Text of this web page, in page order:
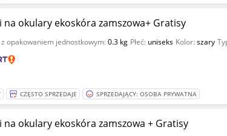
na okulary ekoskóra zamszowa+ Gratisy
opakowaniem jednostkowym:0.3 kg Płeć: uniseks Kolor:szary
CZĘSTO SPRZEDAJE SPRZEDAJĄCY: OSOBA PRYWATNA
na okulary ekoskóra zamszowa + Gratisy